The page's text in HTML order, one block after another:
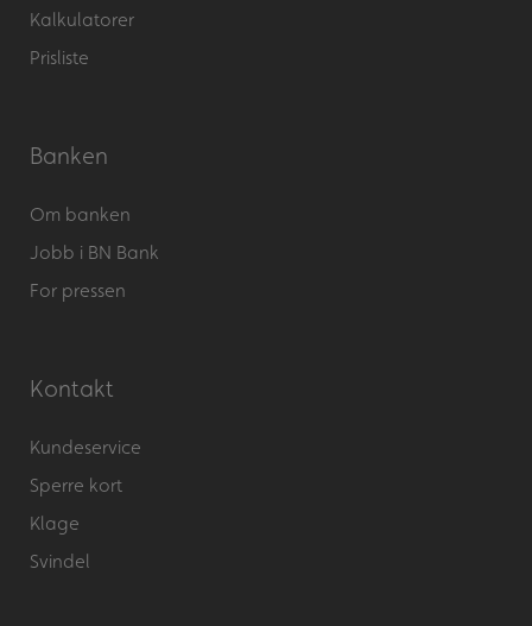
Kalkulatorer
Prisliste
Banken
Om banken
Jobb i BN Bank
For pressen
Kontakt
Kundeservice
Sperre kort
Klage
Svindel